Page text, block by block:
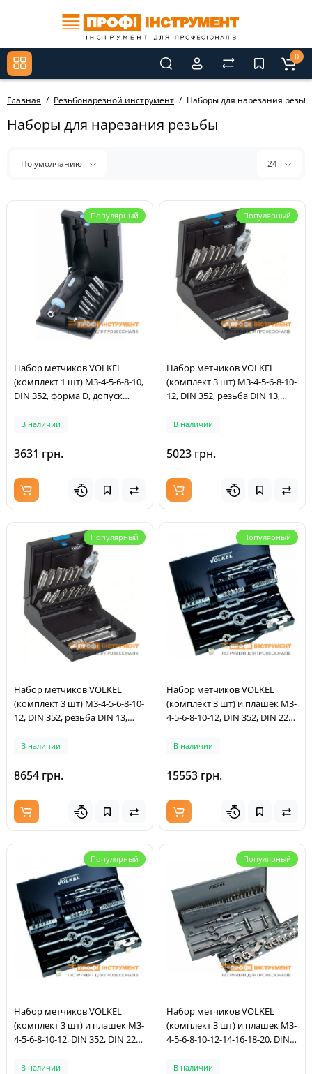
0
Главная Резьбонарезной инструмент Наборы для нарезания
Наборы для нарезания резьбы
По умолчанию 24
Популярный
Набор метчиков VOLKEL
(комплект 1 шт) М3-4-5-6-8-10,
DIN 352, форма D, допуск
механический фиксатор с
1/4", ручка с фиксатором под
кейс (67422)
В наличии
3631 грн.
Популярный
Набор метчиков VOLKEL
(комплект 3 шт) M3-4-5-6-8-10-
12, DIN 352, резьба DIN 13,
№1.1/2, DIN 1814, HSS-G,
В наличии
5023 грн.
Популярный
Набор метчиков VOLKEL
(комплект 3 шт) M3-4-5-6-8-10-
12, DIN 352, резьба DIN 13,
№1.1/2, DIN 1814,
цанговый №1, HSS- кейс
В наличии
8654 грн.
Популярный
Набор метчиков VOLKEL
(комплект 3 шт) и плашек M3-
4-5-6-8-10-12, DIN 352, DIN 223
Метчикодержатель VOLKELи
Плашкодержатель VOLKELи
DIN 225 (DIN EN 22568), HSS-G,
металлический к
В наличии
15553 грн.
Популярный
Набор метчиков VOLKEL
(комплект 3 шт) и плашек M3-
4-5-6-8-10-12, DIN 352, DIN 223
сверла 2,5х3,3х4,2х5,0х6,
В наличии
Популярный
Набор метчиков VOLKEL
(комплект 3 шт) и плашек M3-
4-5-6-8-10-12-14-16-18-20, DIN
резьба DIN 13,
В наличии